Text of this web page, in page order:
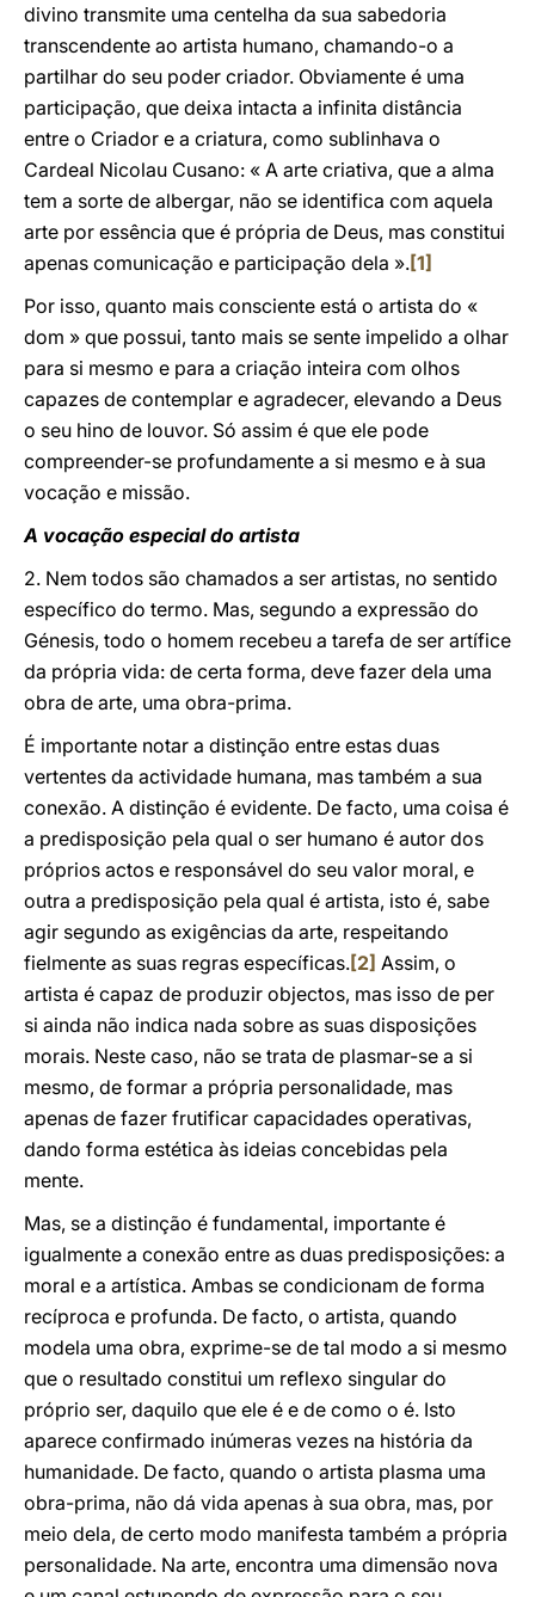
divino transmite uma centelha da sua sabedoria
transcendente ao artista humano, chamando-o a
partilhar do seu poder criador. Obviamente é uma
participação, que deixa intacta a infinita distância
entre o Criador e a criatura, como sublinhava o
Cardeal Nicolau Cusano: « A arte criativa, que a alma
tem a sorte de albergar, não se identifica com aquela
arte por essência que é própria de Deus, mas constitui
apenas comunicação e participação dela ».[1]
Por isso, quanto mais consciente está o artista do «
dom » que possui, tanto mais se sente impelido a olhar
para si mesmo e para a criação inteira com olhos
capazes de contemplar e agradecer, elevando a Deus
o seu hino de louvor. Só assim é que ele pode
compreender-se profundamente a si mesmo e à sua
vocação e missão.
A vocação especial do artista
2. Nem todos são chamados a ser artistas, no sentido
específico do termo. Mas, segundo a expressão do
Génesis, todo o homem recebeu a tarefa de ser artífice
da própria vida: de certa forma, deve fazer dela uma
obra de arte, uma obra-prima.
É importante notar a distinção entre estas duas
vertentes da actividade humana, mas também a sua
conexão. A distinção é evidente. De facto, uma coisa é
a predisposição pela qual o ser humano é autor dos
próprios actos e responsável do seu valor moral, e
outra a predisposição pela qual é artista, isto é, sabe
agir segundo as exigências da arte, respeitando
fielmente as suas regras específicas.[2] Assim, o
artista é capaz de produzir objectos, mas isso de per
si ainda não indica nada sobre as suas disposições
morais. Neste caso, não se trata de plasmar-se a si
mesmo, de formar a própria personalidade, mas
apenas de fazer frutificar capacidades operativas,
dando forma estética às ideias concebidas pela
mente.
Mas, se a distinção é fundamental, importante é
igualmente a conexão entre as duas predisposições: a
moral e a artística. Ambas se condicionam de forma
recíproca e profunda. De facto, o artista, quando
modela uma obra, exprime-se de tal modo a si mesmo
que o resultado constitui um reflexo singular do
próprio ser, daquilo que ele é e de como o é. Isto
aparece confirmado inúmeras vezes na história da
humanidade. De facto, quando o artista plasma uma
obra-prima, não dá vida apenas à sua obra, mas, por
meio dela, de certo modo manifesta também a própria
personalidade. Na arte, encontra uma dimensão nova